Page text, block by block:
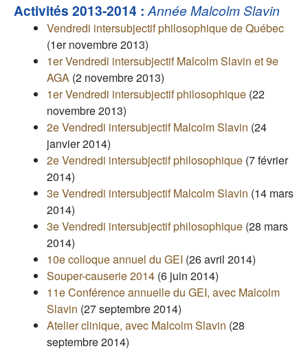
Activités 2013-2014 :Année Malcolm Slavin
Vendredi intersubjectif philosophique de Québec
(1er novembre 2013)
1er Vendredi intersubjectif Malcolm Slavin et 9e
AGA (2 novembre 2013)
1er Vendredi intersubjectif philosophique (22
novembre 2013)
2e Vendredi intersubjectif Malcolm Slavin (24
janvier 2014)
2e Vendredi intersubjectif philosophique (7 février
2014)
3e Vendredi intersubjectif Malcolm Slavin (14 mars
2014)
3e Vendredi intersubjectif philosophique (28 mars
2014)
10e colloque annuel du GEI (26 avril 2014)
Souper-causerie 2014 (6 juin 2014)
11e Conférence annuelle du GEI, avec Malcolm
Slavin (27 septembre 2014)
Atelier clinique, avec Malcolm Slavin (28
septembre 2014)